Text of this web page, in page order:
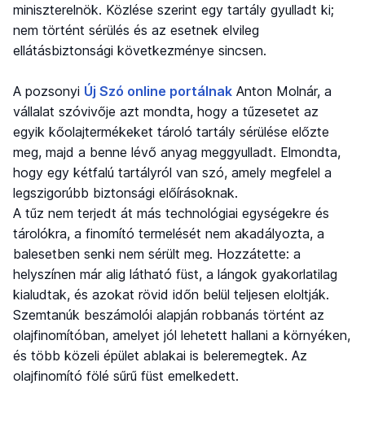
miniszterelnök. Közlése szerint egy tartály gyulladt ki;
nem történt sérülés és az esetnek elvileg
ellátásbiztonsági következménye sincsen.
A pozsonyi Új Szó online portálnak Anton Molnár, a
vállalat szóvivője azt mondta, hogy a tűzesetet az
egyik kőolajtermékeket tároló tartály sérülése előzte
meg, majd a benne lévő anyag meggyulladt. Elmondta,
hogy egy kétfalú tartályról van szó, amely megfelel a
legszigorúbb biztonsági előírásoknak.
A tűz nem terjedt át más technológiai egységekre és
tárolókra, a finomító termelését nem akadályozta, a
balesetben senki nem sérült meg. Hozzátette: a
helyszínen már alig látható füst, a lángok gyakorlatilag
kialudtak, és azokat rövid időn belül teljesen eloltják.
Szemtanúk beszámolói alapján robbanás történt az
olajfinomítóban, amelyet jól lehetett hallani a környéken,
és több közeli épület ablakai is beleremegtek. Az
olajfinomító fölé sűrű füst emelkedett.